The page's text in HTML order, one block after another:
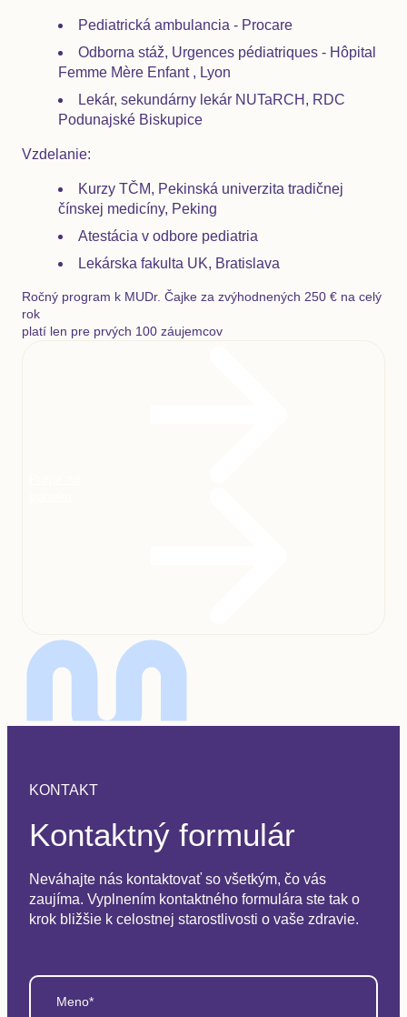
Pediatrická ambulancia - Procare
Odborna stáž, Urgences pédiatriques - Hôpital
Femme Mère Enfant , Lyon
Lekár, sekundárny lekár NUTaRCH, RDC
Podunajské Biskupice
Vzdelanie:
Kurzy TČM, Pekinská univerzita tradičnej
čínskej medicíny, Peking
Atestácia v odbore pediatria
Lekárska fakulta UK, Bratislava
Ročný program k MUDr. Čajke za zvýhodnených 250 € na celý
rok
platí len pre prvých 100 záujemcov
KONTAKT
Kontaktný formulár
Neváhajte nás kontaktovať so všetkým, čo vás
zaujíma. Vyplnením kontaktného formulára ste tak o
krok bližšie k celostnej starostlivosti o vaše zdravie.
Meno*